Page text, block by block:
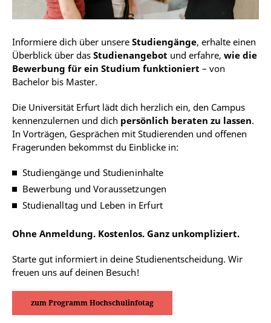
Informiere dich über unsere Studiengänge, erhalte einen
Überblick über das Studienangebot und erfahre, wie die
Bewerbung für ein Studium funktioniert – von
Bachelor bis Master.
Die Universität Erfurt lädt dich herzlich ein, den Campus
kennenzulernen und dich persönlich beraten zu lassen.
In Vorträgen, Gesprächen mit Studierenden und offenen
Fragerunden bekommst du Einblicke in:
Studiengänge und Studieninhalte
Bewerbung und Voraussetzungen
Studienalltag und Leben in Erfurt
Ohne Anmeldung. Kostenlos. Ganz unkompliziert.
Starte gut informiert in deine Studienentscheidung. Wir
freuen uns auf deinen Besuch!
zum Programm Hochschulinfotag